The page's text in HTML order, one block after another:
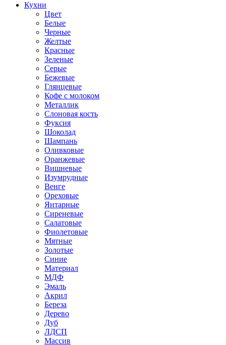
Кухни
Цвет
Белые
Черные
Желтые
Красные
Зеленые
Серые
Бежевые
Глянцевые
Кофе с молоком
Металлик
Слоновая кость
Фуксия
Шоколад
Шампань
Оливковые
Оранжевые
Вишневые
Изумрудные
Венге
Ореховые
Янтарные
Сиреневые
Салатовые
Фиолетовые
Мятные
Золотые
Синие
Материал
МДФ
Эмаль
Акрил
Береза
Дерево
Дуб
ЛДСП
Массив